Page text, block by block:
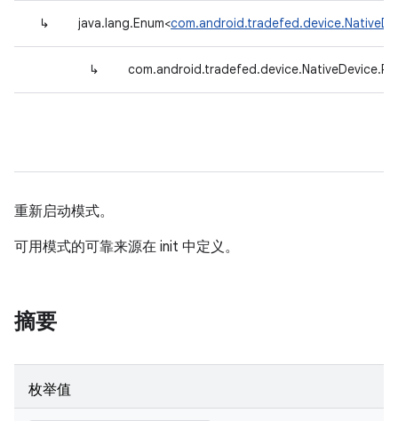
↳ java.lang.Enum<
↳
重新启动模式。
可用模式的可靠来源在 init 中定义。
摘要
枚举值